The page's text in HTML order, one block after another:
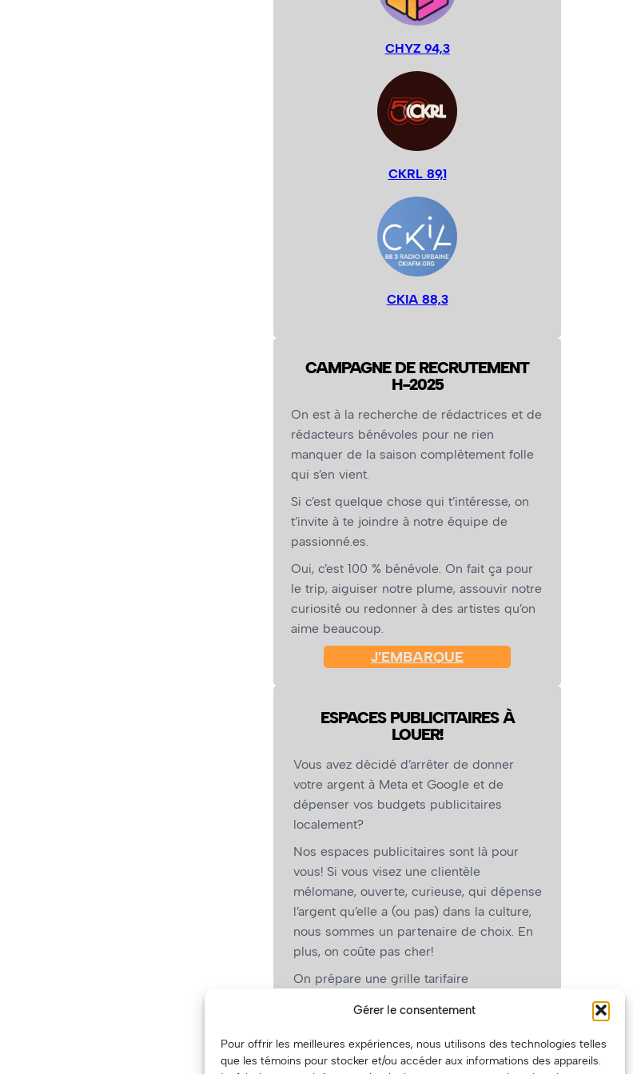
Gérer le consentement
Pour offrir les meilleures expériences, nous utilisons des technologies telles
que les témoins pour stocker et/ou accéder aux informations des appareils.
CHYZ 94,3
CKRL 89,1
CKIA 88,3
CAMPAGNE DE RECRUTEMENT
H-2025
On est à la recherche de rédactrices et de
rédacteurs bénévoles pour ne rien
manquer de la saison complètement folle
qui s’en vient.
Si c’est quelque chose qui t’intéresse, on
t’invite à te joindre à notre équipe de
passionné.es.
Oui, c’est 100 % bénévole. On fait ça pour
le trip, aiguiser notre plume, assouvir notre
curiosité ou redonner à des artistes qu’on
aime beaucoup.
J’EMBARQUE
ESPACES PUBLICITAIRES À
LOUER!
Vous avez décidé d’arrêter de donner
votre argent à Meta et Google et de
dépenser vos budgets publicitaires
localement?
Nos espaces publicitaires sont là pour
vous! Si vous visez une clientèle
mélomane, ouverte, curieuse, qui dépense
l’argent qu’elle a (ou pas) dans la culture,
nous sommes un partenaire de choix. En
plus, on coûte pas cher!
On prépare une grille tarifaire
vous, les artistes!)